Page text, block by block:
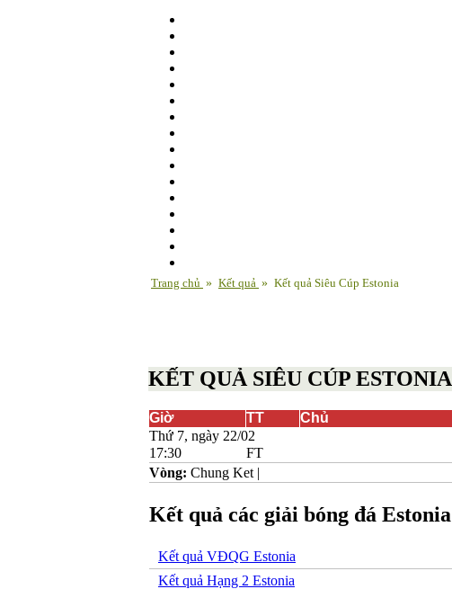
Trang chủ » Kết quả » Kết quả Siêu Cúp Estonia
KẾT QUẢ SIÊU CÚP ESTONIA
Giờ TT Chủ
Thứ 7, ngày 22/02
17:30
FT
Vòng: Chung Ket |
Kết quả các giải bóng đá Estonia
Kết quả VĐQG Estonia
Kết quả Hạng 2 Estonia